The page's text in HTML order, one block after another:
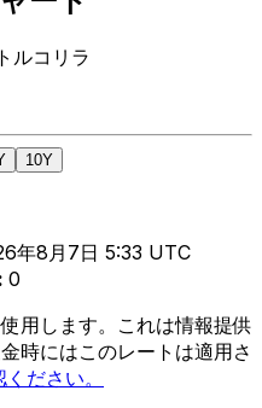
ルコリラ
10Y
年8月7日 5:33 UTC
: 0
用します。これは情報提供
時にはこのレートは適用さ
ださい。